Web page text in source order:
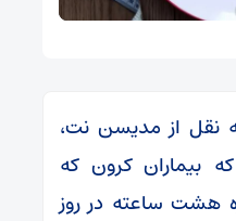
نقل از مدیسن نت،
بیماران کرون که
هشت ساعته در روز